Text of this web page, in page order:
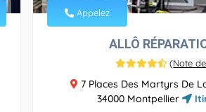
Appelez
ALLÔ
(Note
7 Places Des Martyrs De
34000 Montpellier